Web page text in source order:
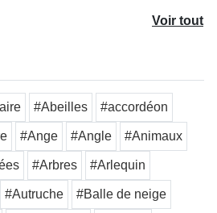
Voir tout
#Abeilles #accordéon
#Ange #Angle #Animaux
#Arbres #Arlequin
#Autruche #Balle de neige